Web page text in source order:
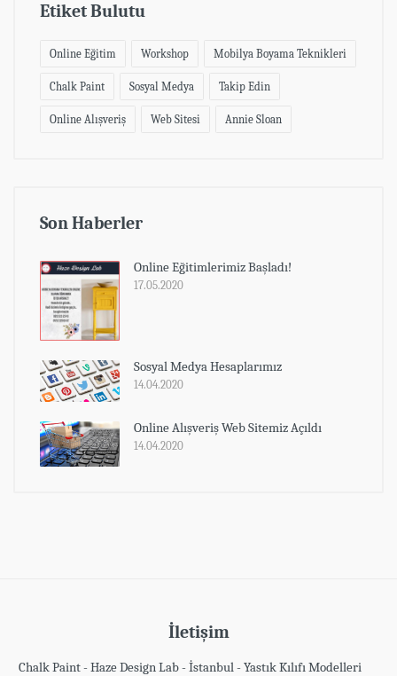
Etiket Bulutu
Online Eğitim Workshop Mobilya Boyama Teknikleri
Chalk Paint Sosyal Medya Takip Edin
Online Alışveriş Web Sitesi Annie Sloan
Son Haberler
Online Eğitimlerimiz Başladı!
17.05.2020
Sosyal Medya Hesaplarımız
14.04.2020
Online Alışveriş Web Sitemiz Açıldı
14.04.2020
İletişim
Chalk Paint - Haze Design Lab - İstanbul - Yastık Kılıfı Modelleri